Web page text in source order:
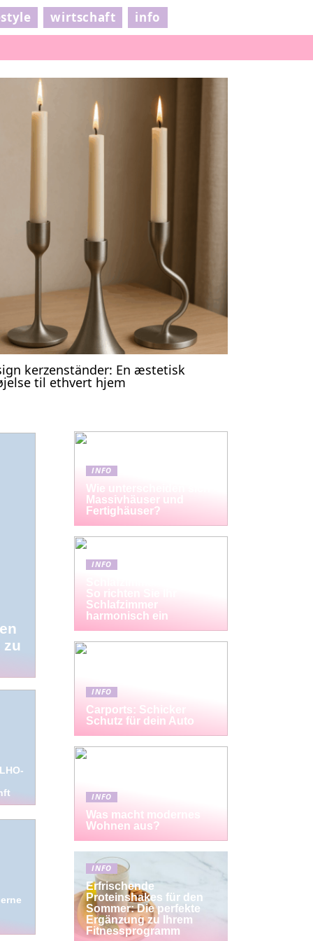
wirtschaft info
kerzenständer: En æstetisk
til ethvert hjem
zu
INFO
Wie unterscheiden sich
Massivhäuser und
Fertighäuser?
INFO
So richten Sie Ihr
Schlafzimmer
harmonisch ein
INFO
Carports: Schicker
Schutz für dein Auto
INFO
Was macht modernes
Wohnen aus?
INFO
Erfrischende
Proteinshakes für den
Sommer: Die perfekte
Ergänzung zu Ihrem
Fitnessprogramm